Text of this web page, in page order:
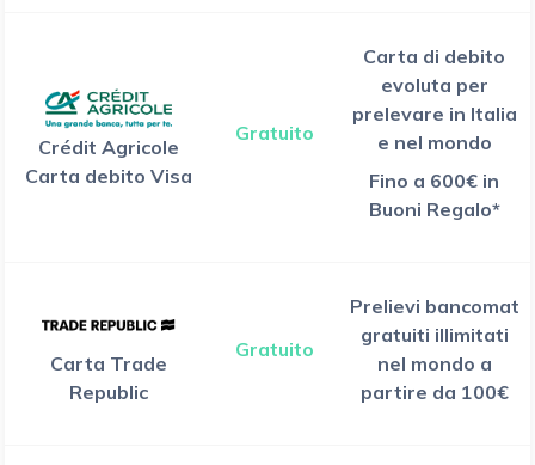
Crédit Agricole
Carta debito Visa
Gratuito
Carta di debito
evoluta per
prelevare in Italia
e nel mondo
Fino a 600€ in
Buoni Regalo*
Carta Trade
Republic
Gratuito
Prelievi bancomat
gratuiti illimitati
nel mondo a
partire da 100€